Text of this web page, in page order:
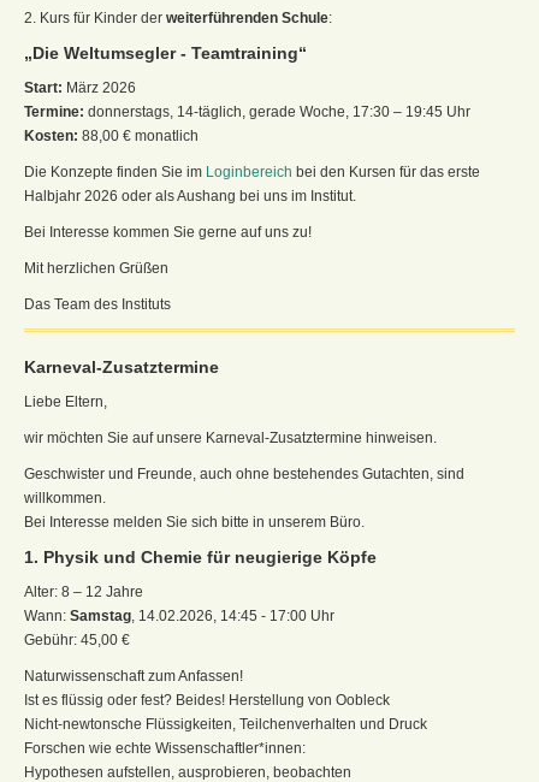
2. Kurs für Kinder der weiterführenden Schule:
„Die Weltumsegler - Teamtraining“
Start: März 2026
Termine: donnerstags, 14-täglich, gerade Woche, 17:30 – 19:45 Uhr
Kosten: 88,00 € monatlich
Die Konzepte finden Sie im Loginbereich bei den Kursen für das erste
Halbjahr 2026 oder als Aushang bei uns im Institut.
Bei Interesse kommen Sie gerne auf uns zu!
Mit herzlichen Grüßen
Das Team des Instituts
Karneval-Zusatztermine
Liebe Eltern,
wir möchten Sie auf unsere Karneval-Zusatztermine hinweisen.
Geschwister und Freunde, auch ohne bestehendes Gutachten, sind
willkommen.
Bei Interesse melden Sie sich bitte in unserem Büro.
1. Physik und Chemie für neugierige Köpfe
Alter: 8 – 12 Jahre
Wann: Samstag, 14.02.2026, 14:45 - 17:00 Uhr
Gebühr: 45,00 €
Naturwissenschaft zum Anfassen!
Ist es flüssig oder fest? Beides! Herstellung von Oobleck
Nicht-newtonsche Flüssigkeiten, Teilchenverhalten und Druck
Forschen wie echte Wissenschaftler*innen:
Hypothesen aufstellen, ausprobieren, beobachten